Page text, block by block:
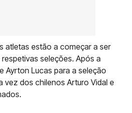
atletas estão a começar a ser
seleções. Após a
Ayrton Lucas para a seleção
vez dos chilenos Arturo Vidal e